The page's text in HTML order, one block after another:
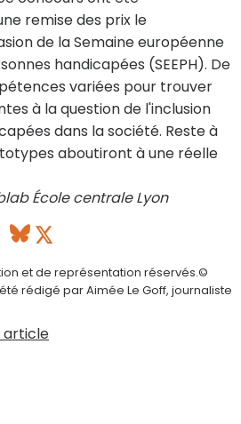
remise des prix le
de la Semaine européenne
handicapées (SEEPH). De
variées pour trouver
à la question de l'inclusion
dans la société. Reste à
aboutiront à une réelle
École centrale Lyon
et de représentation réservés.©
rédigé par Aimée Le Goff, journaliste
article